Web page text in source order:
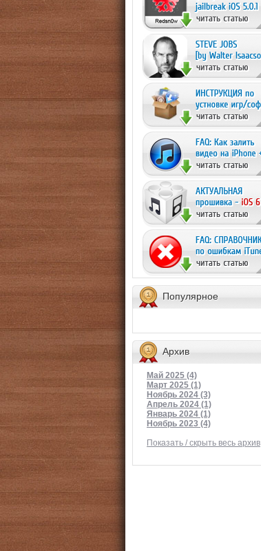
Популярное
Архив
Май 2025 (4)
Март 2025 (1)
Ноябрь 2024 (3)
Апрель 2024 (1)
Январь 2024 (1)
Ноябрь 2023 (4)
Показать / скрыть весь архив